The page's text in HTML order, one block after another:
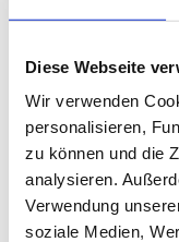
Diese Webseite
Wir verwenden
personalisieren,
zu können und die
analysieren.
Verwendung
soziale Medien,
DETAILS
Datum:
Zeit:
18:00